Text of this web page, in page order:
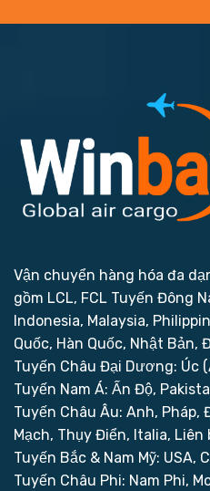
Vận chuyển hàng hóa đa
gồm LCL, FCL Tuyến Đông
Indonesia, Malaysia,
Quốc, Hàn Quốc, Nhật Bản,
Tuyến Châu Đại Dương: Úc
Tuyến Nam Á: Ấn Độ,
Tuyến Châu Âu: Anh, Pháp,
Mạch, Thụy Điển, Italia, Liên
Tuyến Bắc & Nam Mỹ: USA,
Tuyến Châu Phi: Nam Phi,